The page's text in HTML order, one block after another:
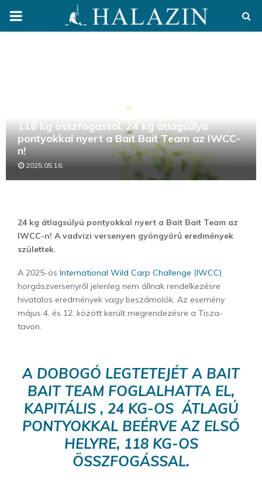
PRIMARY
118 kg összfogással, 24 kg átlagsúlyú
pontyokkal nyert a Bait Bait Team az IWCC-
n!
2025.05.16.
24 kg átlagsúlyú pontyokkal nyert a Bait Bait Team az
IWCC-n! A vadvizi versenyen gyöngyörű eredmények
születtek.
A 2025-ös International Wild Carp Challenge (IWCC)
horgászversenyről jelenleg nem állnak rendelkezésre
hivatalos eredmények vagy beszámolók. Az esemény
május 4. és 12. között került megrendezésre a Tisza-
tavon.
A DOBOGÓ LEGTETEJÉT A BAIT
BAIT TEAM FOGLALHATTA EL,
KAPITÁLIS , 24 KG-OS ÁTLAGÚ
PONTYOKKAL BEÉRVE AZ ELSŐ
HELYRE, 118 KG-OS
ÖSSZFOGÁSSAL.